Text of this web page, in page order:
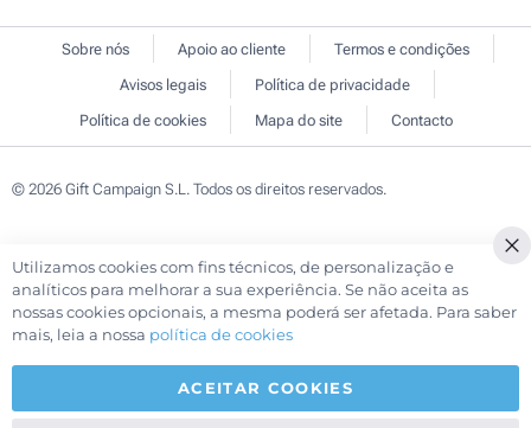
Sobre nós Apoio ao cliente
Termos e condições
Avisos legais
Política de privacidade
Política de cookies
Mapa do site Contacto
© 2026 Gift Campaign S.L. Todos os direitos reservados.
Utilizamos cookies com fins técnicos, de personalização e
analíticos para melhorar a sua experiência. Se não aceita as
nossas cookies opcionais, a mesma poderá ser afetada. Para saber
mais, leia a nossa política de cookies
ACEITAR COOKIES